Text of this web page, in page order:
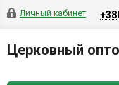
Личный кабинет
Церковный